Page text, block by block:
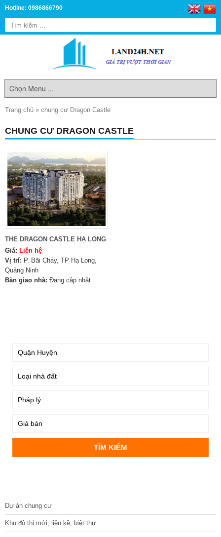
Hotline: 0986866790
Trang chủ » chung cư Dragon Castle
CHUNG CƯ DRAGON CASTLE
THE DRAGON CASTLE HẠ LONG
Giá: Liên hệ
Vị trí: P. Bãi Cháy, TP Hạ Long,
Quảng Ninh
Bàn giao nhà: Đang cập nhật
Dự án chung cư
Khu đô thị mới, liền kề, biệt thự